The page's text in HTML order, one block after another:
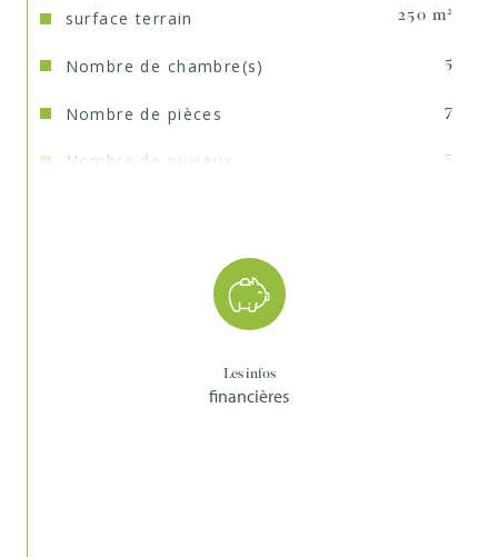
surface terrain 250 m²
Nombre de chambre(s) 5
Nombre de pièces 7
Nombre de niveaux 3
Mode de chauffage
Format de chauffage
Les infos
financières